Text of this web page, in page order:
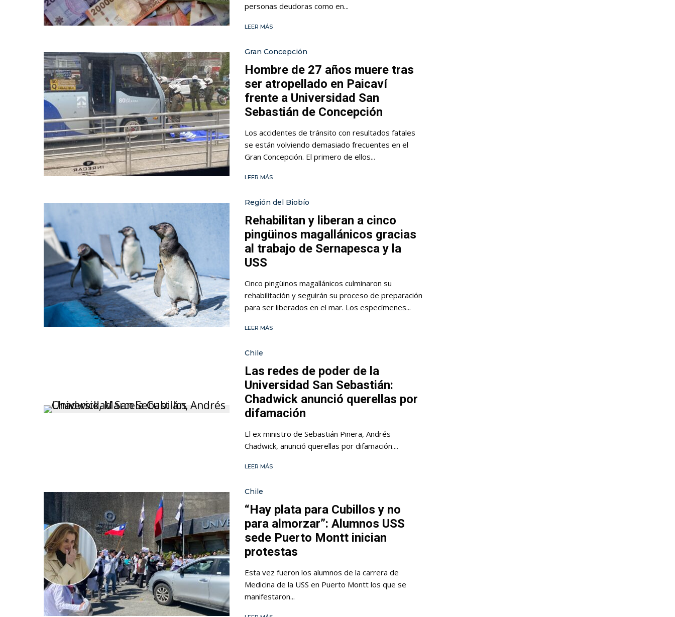
personas deudoras como en...
LEER MÁS
Gran Concepción
Hombre de 27 años muere tras
ser atropellado en Paicaví
frente a Universidad San
Sebastián de Concepción
Los accidentes de tránsito con resultados fatales
se están volviendo demasiado frecuentes en el
Gran Concepción. El primero de ellos...
LEER MÁS
Región del Biobío
Rehabilitan y liberan a cinco
pingüinos magallánicos gracias
al trabajo de Sernapesca y la
USS
Cinco pingüinos magallánicos culminaron su
rehabilitación y seguirán su proceso de preparación
para ser liberados en el mar. Los especímenes...
LEER MÁS
Chile
Las redes de poder de la
Universidad San Sebastián:
Chadwick anunció querellas por
difamación
El ex ministro de Sebastián Piñera, Andrés
Chadwick, anunció querellas por difamación....
LEER MÁS
Chile
“Hay plata para Cubillos y no
para almorzar”: Alumnos USS
sede Puerto Montt inician
protestas
Esta vez fueron los alumnos de la carrera de
Medicina de la USS en Puerto Montt los que se
manifestaron...